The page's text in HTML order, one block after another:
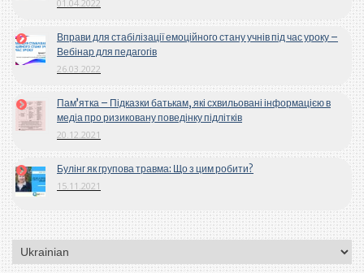
01.04.2022
Вправи для стабілізації емоційного стану учнів під час уроку –
Вебінар для педагогів
26.03.2022
Пам’ятка – Підказки батькам, які схвильовані інформацією в
медіа про ризиковану поведінку підлітків
20.12.2021
Булінг як групова травма: Що з цим робити?
15.11.2021
Вибрати
мову